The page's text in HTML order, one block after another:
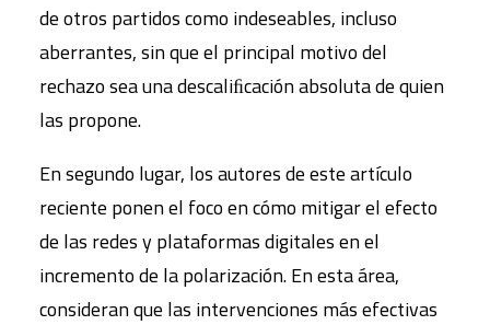
de otros partidos como indeseables, incluso
aberrantes, sin que el principal motivo del
rechazo sea una descaliﬁcación absoluta de quien
las propone.
En segundo lugar, los autores de este artículo
reciente ponen el foco en cómo mitigar el efecto
de las redes y plataformas digitales en el
incremento de la polarización. En esta área,
consideran que las intervenciones más efectivas